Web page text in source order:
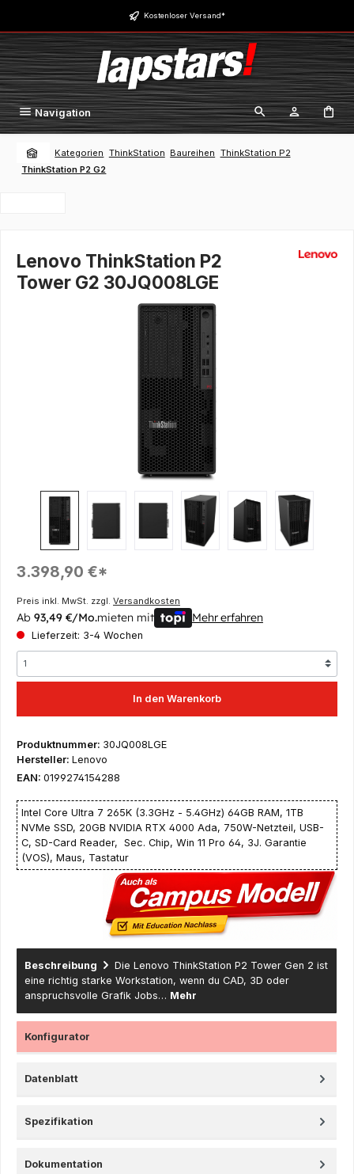
Zum Hauptinhalt springen Kostenloser Versand*
Navigation
Kategorien ThinkStation Baureihen ThinkStation P2
ThinkStation P2 G2
Lenovo ThinkStation P2
Tower G2 30JQ008LGE
Bildergalerie überspringen
Regulärer Preis:
3.398,90 €*
Preis inkl. MwSt. zzgl. Versandkosten
Ab 93,49 €/Mo.mieten mit Mehr erfahren
Lieferzeit: 3-4 Wochen
In den Warenkorb
Produktnummer: 30JQ008LGE
Hersteller: Lenovo
EAN: 0199274154288
Intel Core Ultra 7 265K (3.3GHz - 5.4GHz) 64GB RAM, 1TB
NVMe SSD, 20GB NVIDIA RTX 4000 Ada, 750W-Netzteil, USB-
C, SD-Card Reader, Sec. Chip, Win 11 Pro 64, 3J. Garantie
(VOS), Maus, Tastatur
Beschreibung
Die Lenovo ThinkStation P2 Tower Gen 2 ist
eine richtig starke Workstation, wenn du CAD, 3D oder
anspruchsvolle Grafik Jobs… Mehr
Konfigurator
Datenblatt
Spezifikation
Dokumentation